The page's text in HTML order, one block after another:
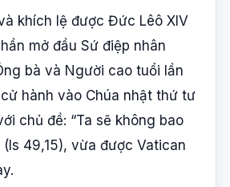
khích lệ được Đức Lêô XIV
mở đầu Sứ điệp nhân
bà và Người cao tuổi lần
hành vào Chúa nhật thứ tư
chủ đề: “Ta sẽ không bao
(Is 49,15), vừa được Vatican